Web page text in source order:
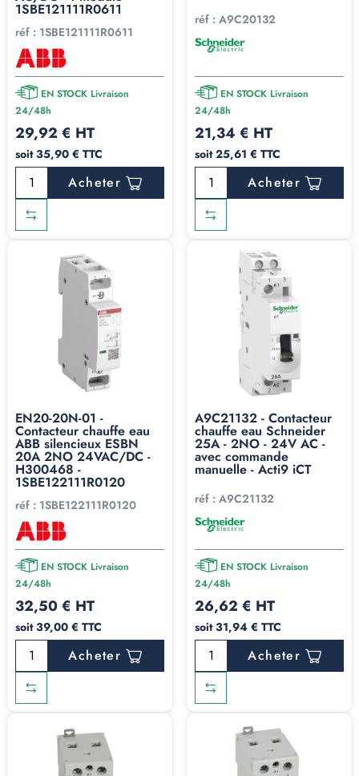
1SBE121111R0611
réf : 1SBE121111R0611
EN STOCK Livraison
24/48h
29,92 € HT
soit 35,90 € TTC
Acheter
réf : A9C20132
EN STOCK Livraison
24/48h
21,34 € HT
soit 25,61 € TTC
Acheter
EN20-20N-01 -
Contacteur chauffe eau
ABB silencieux ESBN
20A 2NO 24VAC/DC -
H300468 -
1SBE122111R0120
réf : 1SBE122111R0120
EN STOCK Livraison
24/48h
32,50 € HT
soit 39,00 € TTC
Acheter
A9C21132 - Contacteur
chauffe eau Schneider
25A - 2NO - 24V AC -
avec commande
manuelle - Acti9 iCT
réf : A9C21132
EN STOCK Livraison
24/48h
26,62 € HT
soit 31,94 € TTC
Acheter